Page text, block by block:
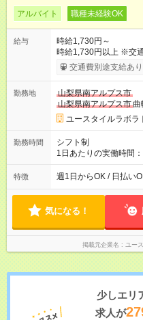
アルバイト 職種未経験OK
給与
時給1,730円～
時給1,730円以上 ※交
考慮して決定します 【収入例】 週1回勤務の場合：1,730円×8時
間×4回=5万5,360円 週3回勤務の場合：1,730円×8時間×12回
月 ※ 雇用形態と給与に
用形態：本採用時と同
交通費別途支給あり
勤務地
山梨県南アルプス市
山梨県南アルプス市曲
ユースタイルラボラ
勤務時間
シフト制
1日あたりの実働時間
00 ※週1日～OK ／ 夜勤専従 ＊＊ 勤務時間例 ＊＊ ■22時か
ら翌7時 ■23時から翌8時
ます。 ※曜日固定（毎
特徴 週1日からOK / 日払い
気になる！
掲載元企業名 ユー
少しエリ
求人が